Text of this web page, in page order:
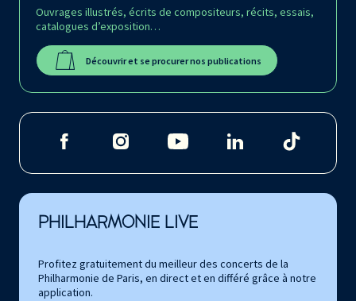
Ouvrages illustrés, écrits de compositeurs, récits, essais,
catalogues d’exposition…
Découvrir et se procurer nos publications
PHILHARMONIE LIVE
Profitez gratuitement du meilleur des concerts de la
Philharmonie de Paris, en direct et en différé grâce à notre
application.